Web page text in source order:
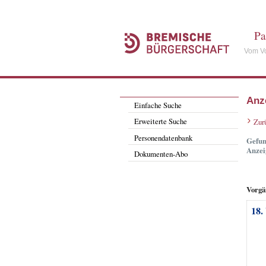
Vom
Einfache Suche
Erweiterte Suche
Personendatenbank
Dokumenten-Abo